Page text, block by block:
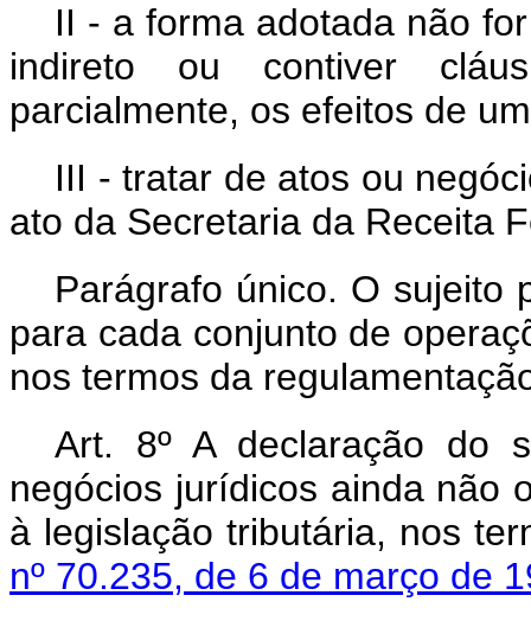
II - a forma adotada não
indireto ou contiver
parcialmente, os efeitos de
III - tratar de atos ou
ato da Secretaria da Receita
Parágrafo único. O sujeito
para cada conjunto de
nos termos da
Art. 8º A declaração do
negócios jurídicos ainda não
à legislação tributária, nos
nº 70.235, de 6 de março de